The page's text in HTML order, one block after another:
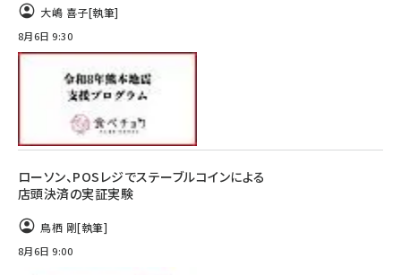
大嶋 喜子[執筆]
8月6日 9:30
ローソン、POSレジでステーブルコインによる
店頭決済の実証実験
鳥栖 剛[執筆]
8月6日 9:00